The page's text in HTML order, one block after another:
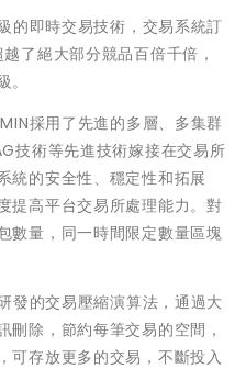
的即時交易技術，交易系統訂
了絕大部分競品百倍千倍，
採用了先進的多層、多集群
技術等先進技術嫁接在交易所
統的安全性、穩定性和拓展
提高平台交易所處理能力。對
數量，同一時間限定數量區塊
發的交易壓縮演算法，通過大
刪除，節約每筆交易的空間，
可存放更多的交易，不斷投入